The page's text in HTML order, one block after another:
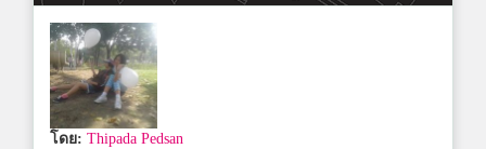
โดย: Thipada Pedsan